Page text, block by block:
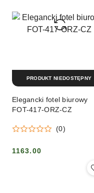
Elegancki fotel biurowy
FOT-417-ORZ-CZ
(0)
Cena:
1163.00
PRODUKT NIEDOSTĘPNY